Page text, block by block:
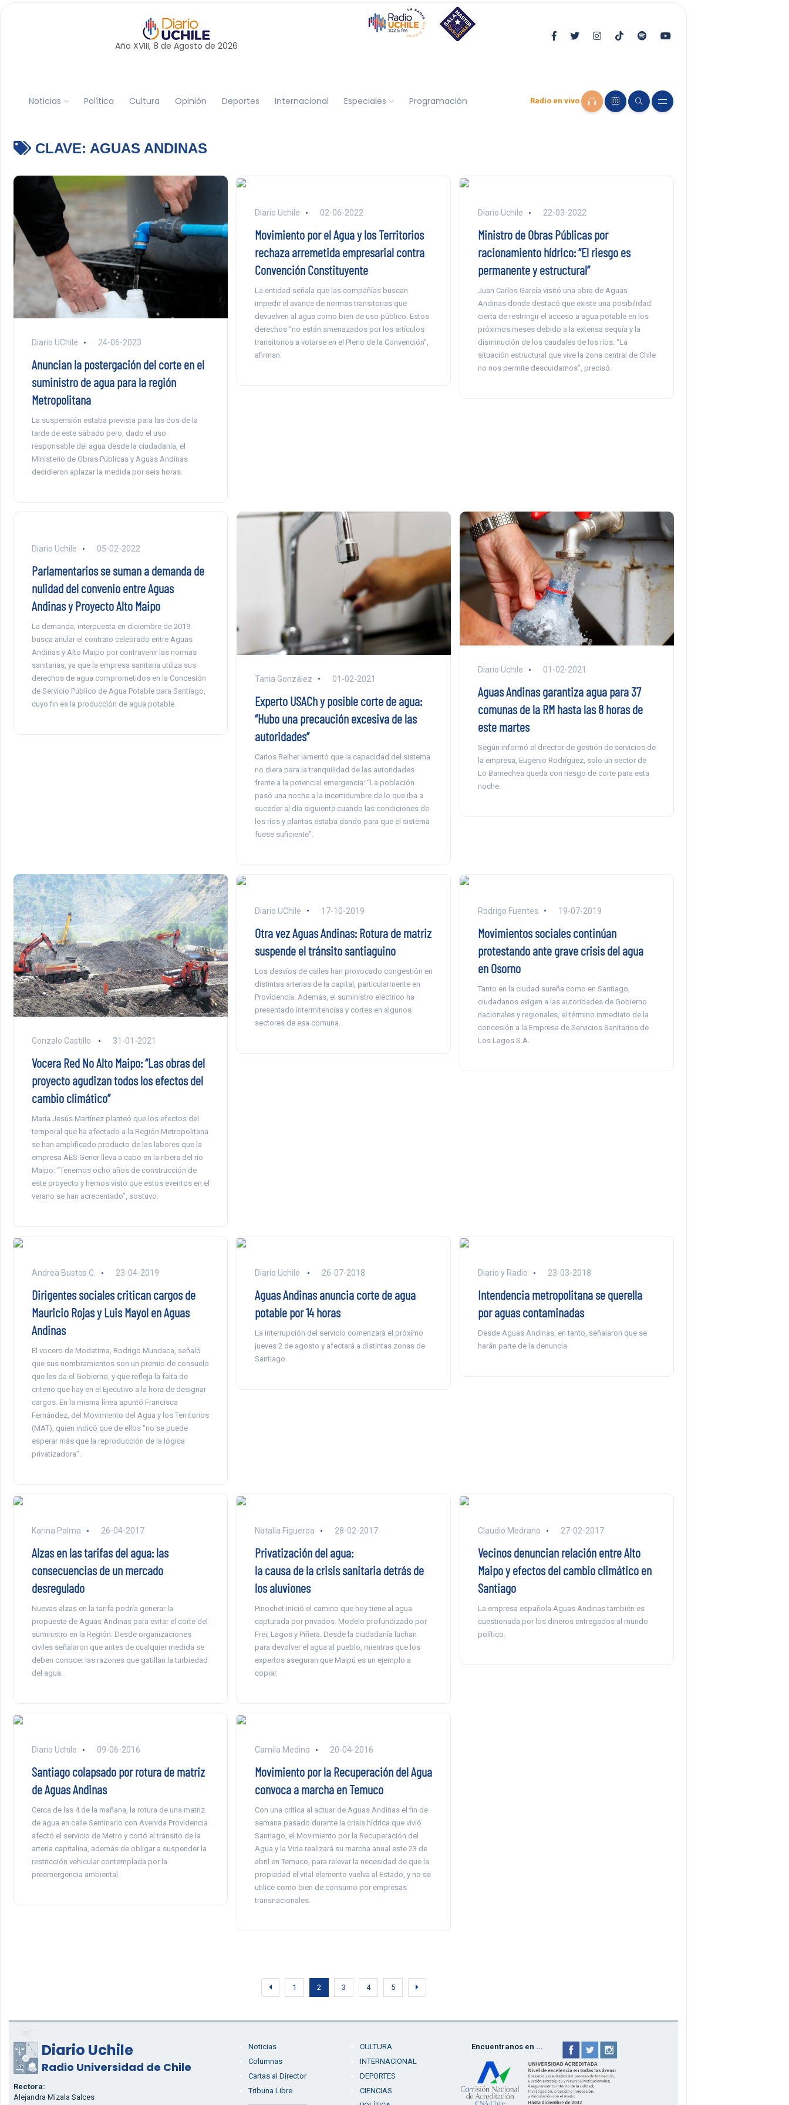
Año XVIII, 8 de Agosto de 2026
Noticias Política Cultura Opinión Deportes Internacional Especiales Programación Radio en vivo
CLAVE: AGUAS ANDINAS
Diario UChile 24-06-2023
Anuncian la postergación del corte en el
suministro de agua para la región
Metropolitana
La suspensión estaba prevista para las dos de la
tarde de este sábado pero, dado el uso
responsable del agua desde la ciudadanía, el
Ministerio de Obras Públicas y Aguas Andinas
decidieron aplazar la medida por seis horas.
Diario Uchile 02-06-2022
Movimiento por el Agua y los Territorios
rechaza arremetida empresarial contra
Convención Constituyente
La entidad señala que las compañías buscan
impedir el avance de normas transitorias que
devuelven al agua como bien de uso público. Estos
derechos “no están amenazados por los artículos
transitorios a votarse en el Pleno de la Convención”,
afirman.
Diario Uchile 22-03-2022
Ministro de Obras Públicas por
racionamiento hídrico: “El riesgo es
permanente y estructural”
Juan Carlos García visitó una obra de Aguas
Andinas donde destacó que existe una posibilidad
cierta de restringir el acceso a agua potable en los
próximos meses debido a la extensa sequía y la
disminución de los caudales de los ríos. “La
situación estructural que vive la zona central de Chile
no nos permite descuidarnos”, precisó.
Diario Uchile 05-02-2022
Parlamentarios se suman a demanda de
nulidad del convenio entre Aguas
Andinas y Proyecto Alto Maipo
La demanda, interpuesta en diciembre de 2019
busca anular el contrato celebrado entre Aguas
Andinas y Alto Maipo por contravenir las normas
sanitarias, ya que la empresa sanitaria utiliza sus
derechos de agua comprometidos en la Concesión
de Servicio Público de Agua Potable para Santiago,
cuyo fin es la producción de agua potable.
Tania González 01-02-2021
Experto USACh y posible corte de agua:
“Hubo una precaución excesiva de las
autoridades”
Carlos Reiher lamentó que la capacidad del sistema
no diera para la tranquilidad de las autoridades
frente a la potencial emergencia: “La población
pasó una noche a la incertidumbre de lo que iba a
suceder al día siguiente cuando las condiciones de
los ríos y plantas estaba dando para que el sistema
fuese suficiente”.
Diario Uchile 01-02-2021
Aguas Andinas garantiza agua para 37
comunas de la RM hasta las 8 horas de
este martes
Según informó el director de gestión de servicios de
la empresa, Eugenio Rodríguez, solo un sector de
Lo Barnechea queda con riesgo de corte para esta
noche.
Gonzalo Castillo 31-01-2021
Vocera Red No Alto Maipo: “Las obras del
proyecto agudizan todos los efectos del
cambio climático”
María Jesús Martínez planteó que los efectos del
temporal que ha afectado a la Región Metropolitana
se han amplificado producto de las labores que la
empresa AES Gener lleva a cabo en la ribera del río
Maipo: “Tenemos ocho años de construcción de
este proyecto y hemos visto que estos eventos en el
verano se han acrecentado”, sostuvo.
Diario UChile 17-10-2019
Otra vez Aguas Andinas: Rotura de matriz
suspende el tránsito santiaguino
Los desvíos de calles han provocado congestión en
distintas arterias de la capital, particularmente en
Providencia. Además, el suministro eléctrico ha
presentado intermitencias y cortes en algunos
sectores de esa comuna.
Rodrigo Fuentes 19-07-2019
Movimientos sociales continúan
protestando ante grave crisis del agua
en Osorno
Tanto en la ciudad sureña como en Santiago,
ciudadanos exigen a las autoridades de Gobierno
nacionales y regionales, el término inmediato de la
concesión a la Empresa de Servicios Sanitarios de
Los Lagos S.A.
Andrea Bustos C. 23-04-2019
Dirigentes sociales critican cargos de
Mauricio Rojas y Luis Mayol en Aguas
Andinas
El vocero de Modatima, Rodrigo Mundaca, señaló
que sus nombramientos son un premio de consuelo
que les da el Gobierno, y que refleja la falta de
criterio que hay en el Ejecutivo a la hora de designar
cargos. En la misma línea apuntó Francisca
Fernández, del Movimiento del Agua y los Territorios
(MAT), quien indicó que de ellos “no se puede
esperar más que la reproducción de la lógica
privatizadora”.
Diario Uchile 26-07-2018
Aguas Andinas anuncia corte de agua
potable por 14 horas
La interrupción del servicio comenzará el próximo
jueves 2 de agosto y afectará a distintas zonas de
Santiago.
Diario y Radio 23-03-2018
Intendencia metropolitana se querella
por aguas contaminadas
Desde Aguas Andinas, en tanto, señalaron que se
harán parte de la denuncia.
Karina Palma 26-04-2017
Alzas en las tarifas del agua: las
consecuencias de un mercado
desregulado
Nuevas alzas en la tarifa podría generar la
propuesta de Aguas Andinas para evitar el corte del
suministro en la Región. Desde organizaciones
civiles señalaron que antes de cualquier medida se
deben conocer las razones que gatillan la turbiedad
del agua.
Natalia Figueroa 28-02-2017
Privatización del agua:
la causa de la crisis sanitaria detrás de
los aluviones
Pinochet inició el camino que hoy tiene al agua
capturada por privados. Modelo profundizado por
Frei, Lagos y Piñera. Desde la ciudadanía luchan
para devolver el agua al pueblo, mientras que los
expertos aseguran que Maipú es un ejemplo a
copiar.
Claudio Medrano 27-02-2017
Vecinos denuncian relación entre Alto
Maipo y efectos del cambio climático en
Santiago
La empresa española Aguas Andinas también es
cuestionada por los dineros entregados al mundo
político.
Diario Uchile 09-06-2016
Santiago colapsado por rotura de matriz
de Aguas Andinas
Cerca de las 4 de la mañana, la rotura de una matriz
de agua en calle Seminario con Avenida Providencia
afectó el servicio de Metro y cortó el tránsito de la
arteria capitalina, además de obligar a suspender la
restricción vehicular contemplada por la
preemergencia ambiental.
Camila Medina 20-04-2016
Movimiento por la Recuperación del Agua
convoca a marcha en Temuco
Con una crítica al actuar de Aguas Andinas el fin de
semana pasado durante la crisis hídrica que vivió
Santiago, el Movimiento por la Recuperación del
Agua y la Vida realizará su marcha anual este 23 de
abril en Temuco, para relevar la necesidad de que la
propiedad el vital elemento vuelva al Estado, y no se
utilice como bien de consumo por empresas
transnacionales.
1 2 3 4 5
Diario Uchile
Radio Universidad de Chile
Rectora:
Alejandra Mizala Salces
Noticias
Columnas
Cartas al Director
Tribuna Libre
CULTURA
INTERNACIONAL
DEPORTES
CIENCIAS
Encuentranos en ...